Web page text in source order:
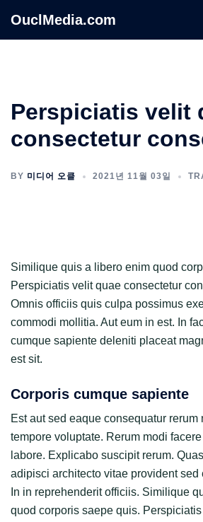
OuclMedia.com
Perspiciatis velit
consectetur
BY 미디어 오클 2021년 11월 03일
Similique quis a libero enim quod
Perspiciatis velit quae consectetur
Omnis officiis quis culpa possimus
commodi mollitia. Aut eum in est. In
cumque sapiente deleniti placeat
est sit.
Corporis cumque sapiente
Est aut sed eaque consequatur rerum
tempore voluptate. Rerum modi
labore. Explicabo suscipit rerum.
adipisci architecto vitae provident sed
In in reprehenderit officiis. Similique
quod corporis saepe quis.